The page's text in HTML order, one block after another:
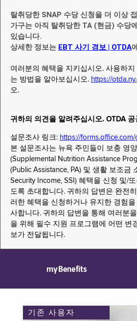
탈취당한 SNAP 수당 신청을 더 이상
가구는 아직 탈취당한 TA (현금) 수당
있습니다.
상세한 정보는 EBT 사기 경보 | OTDA
여러분의 혜택을 지키십시오. 사용하
는 방법을 알아보십시오. https://
오.
귀하의 의견을 알려주십시오. OTDA
설문조사 링크: https://
본 설문조사는 뉴욕 주민들이 보충 영
(Supplemental Nutrition Assistance
(Public Assistance, PA) 및 생활 보조금
Security Income, SSI) 혜택을 신청 및/
도록 초대합니다. 귀하의 답변은 완전
러한 혜택을 신청하거나 유지한 경험
사합니다. 귀하의 답변을 통해 여러분
을 위해 필수 지원 프로그램에 어떤 변
보가 전달됩니다.
myBenefits
기존 사용자